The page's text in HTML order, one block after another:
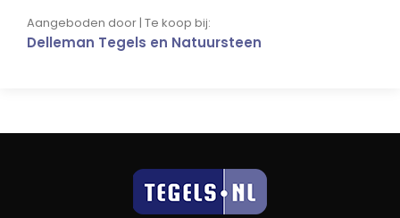
Aangeboden door | Te koop bij:
Delleman Tegels en Natuursteen